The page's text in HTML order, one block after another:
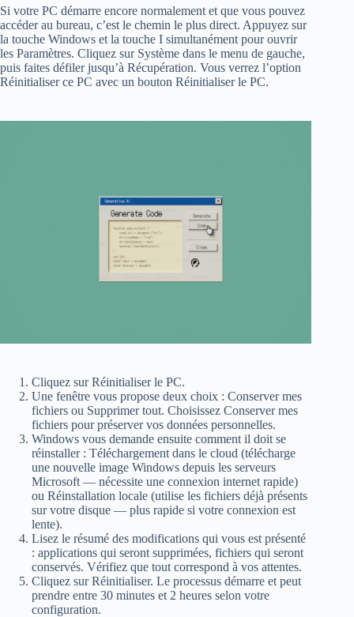
Si votre PC démarre encore normalement et que vous pouvez
accéder au bureau, c’est le chemin le plus direct. Appuyez sur
la touche Windows et la touche I simultanément pour ouvrir
les Paramètres. Cliquez sur Système dans le menu de gauche,
puis faites défiler jusqu’à Récupération. Vous verrez l’option
Réinitialiser ce PC avec un bouton Réinitialiser le PC.
Cliquez sur Réinitialiser le PC.
Une fenêtre vous propose deux choix : Conserver mes
fichiers ou Supprimer tout. Choisissez Conserver mes
fichiers pour préserver vos données personnelles.
Windows vous demande ensuite comment il doit se
réinstaller : Téléchargement dans le cloud (télécharge
une nouvelle image Windows depuis les serveurs
Microsoft — nécessite une connexion internet rapide)
ou Réinstallation locale (utilise les fichiers déjà présents
sur votre disque — plus rapide si votre connexion est
lente).
Lisez le résumé des modifications qui vous est présenté
: applications qui seront supprimées, fichiers qui seront
conservés. Vérifiez que tout correspond à vos attentes.
Cliquez sur Réinitialiser. Le processus démarre et peut
prendre entre 30 minutes et 2 heures selon votre
configuration.